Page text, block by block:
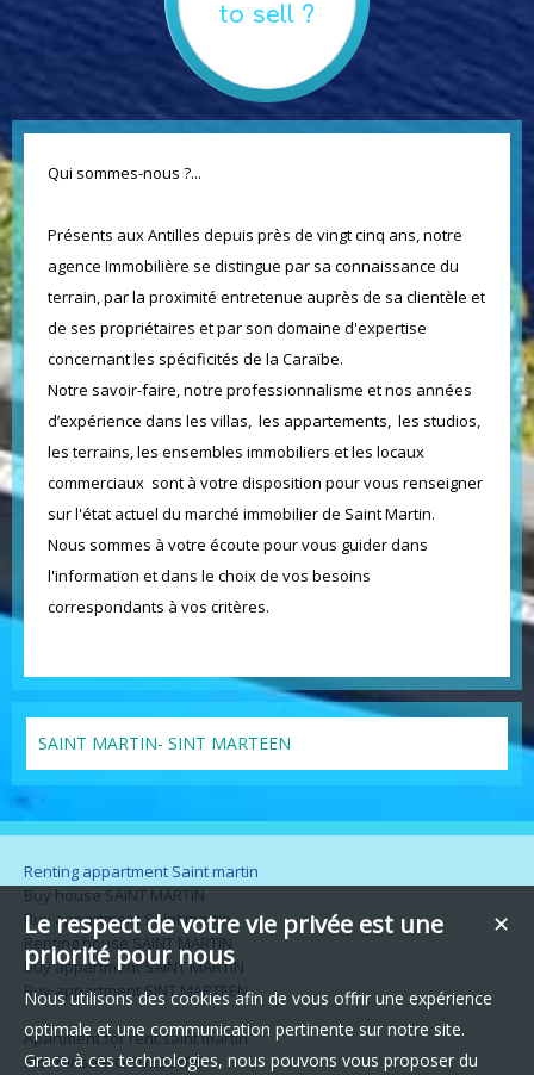
to sell ?
Qui sommes-nous ?...
Présents aux Antilles depuis près de vingt cinq ans, notre
agence Immobilière se distingue par sa connaissance du
terrain, par la proximité entretenue auprès de sa clientèle et
de ses propriétaires et par son domaine d'expertise
concernant les spécificités de la Caraïbe.
Notre savoir-faire, notre professionnalisme et nos années
d’expérience dans les villas, les appartements, les studios,
les terrains, les ensembles immobiliers et les locaux
commerciaux sont à votre disposition pour vous renseigner
sur l'état actuel du marché immobilier de Saint Martin.
Nous sommes à votre écoute pour vous guider dans
l'information et dans le choix de vos besoins
correspondants à vos critères.
SAINT MARTIN- SINT MARTEEN
Renting appartment Saint martin
Buy house SAINT MARTIN
Buy appartment Saint martin
Renting house SAINT MARTIN
Buy appartment SAINT MARTIN
Buy appartment SINT MARTEEN
Apartment for rent saint martin
Plot for sale GOURBEYRE
✕
Le respect de votre vie privée est une
priorité pour nous
Nous utilisons des cookies afin de vous offrir une expérience
optimale et une communication pertinente sur notre site.
Grace à ces technologies, nous pouvons vous proposer du